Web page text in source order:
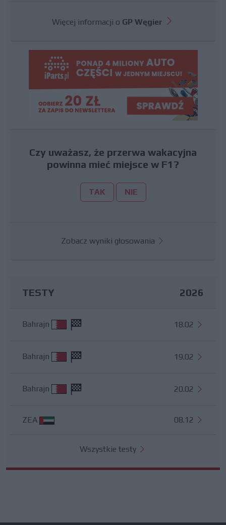
Więcej informacji o GP Węgier
Czy uważasz, że przerwa wakacyjna
powinna mieć miejsce w F1?
TAK NIE
Zobacz wyniki głosowania
TESTY 2026
Bahrajn 18.02
Bahrajn 19.02
Bahrajn 20.02
ZEA 08.12
Wszystkie testy